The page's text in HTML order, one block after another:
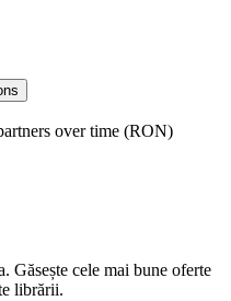
over time (RON)
Găsește cele mai bune oferte
librării.